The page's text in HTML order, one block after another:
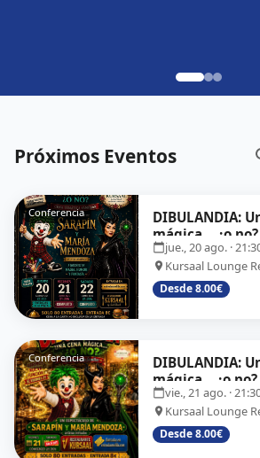
Próximos Eventos
Conferencia
DIBULANDIA:
mágica… ¿o no?
jue., 20 ago. ·
Kursaal Lounge
Desde 8.00€
Conferencia
DIBULANDIA:
mágica... ¿o no?
vie., 21 ago. ·
Kursaal Lounge
Desde 8.00€